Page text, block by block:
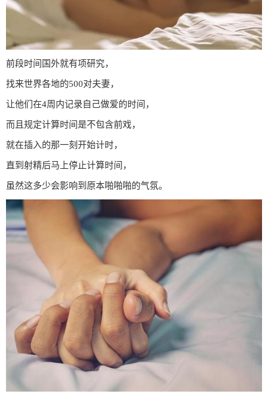
前段时间国外就有项研究，
找来世界各地的500对夫妻，
让他们在4周内记录自己做爱的时间，
而且规定计算时间是不包含前戏，
就在插入的那一刻开始计时，
直到射精后马上停止计算时间，
虽然这多少会影响到原本啪啪啪的气氛。